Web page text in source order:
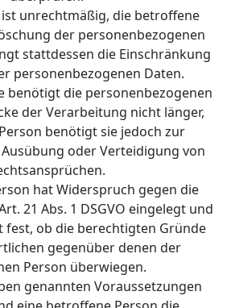
unrechtmäßig, die betroffene
der personenbezogenen
stattdessen die Einschränkung
personenbezogenen Daten.
benötigt die personenbezogenen
der Verarbeitung nicht länger,
benötigt sie jedoch zur
oder Verteidigung von
hat Widerspruch gegen die
21 Abs. 1 DSGVO eingelegt und
fest, ob die berechtigten Gründe
gegenüber denen der
Person überwiegen.
genannten Voraussetzungen